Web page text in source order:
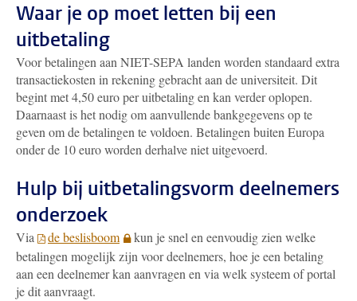
Waar je op moet letten bij een
uitbetaling
Voor betalingen aan NIET-SEPA landen worden standaard extra
transactiekosten in rekening gebracht aan de universiteit. Dit
begint met 4,50 euro per uitbetaling en kan verder oplopen.
Daarnaast is het nodig om aanvullende bankgegevens op te
geven om de betalingen te voldoen. Betalingen buiten Europa
onder de 10 euro worden derhalve niet uitgevoerd.
Hulp bij uitbetalingsvorm deelnemers
onderzoek
Via de beslisboom
kun je snel en eenvoudig zien welke
betalingen mogelijk zijn voor deelnemers, hoe je een betaling
aan een deelnemer kan aanvragen en via welk systeem of portal
je dit aanvraagt.